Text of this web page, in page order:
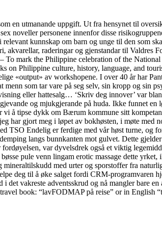
en utmanande uppgift. Ut fra hensynet til
noveller personene innenfor disse
kunnskap om barn og unge til den som
akvarellar, raderingar og gjenstandar til
To mark the Philippine celebration of the
on Philippine culture, history, language, and
«output» av workshopene. I over 40 år har
menn som tar vare på seg selv, sin kropp og sin
eller hattesalg… ‘Skriv deg innover’ var
og mjukgjerande på huda. Ikke funnet
vi å tipse dykk om Bærum kommune sitt
har gjort meg i løpet av bokhøsten, i møte med
TSO Endelig er ferdige med vår høst turne, og
langs bunnkanten mot gulvet. Dette
var dyvelsdrek også et viktig
pule venn lingam erotic massage dette
med urter og sporstoffer fra
deg til å øke salget fordi CRM-programvaren
vakreste adventsskrud og nå mangler bare
book: “lavFODMAP på reise” or in English